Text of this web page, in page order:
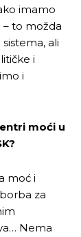
imamo
– to možda
ali
i
i
moći u
moć i
za
Nema